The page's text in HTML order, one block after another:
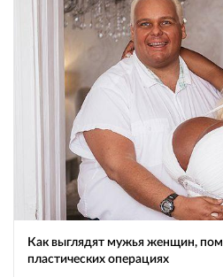
Как выглядят мужья женщин,
пластических операциях